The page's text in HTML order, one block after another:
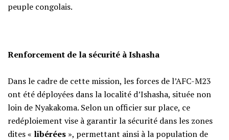
peuple congolais.
Renforcement de la sécurité à Ishasha
‎Dans le cadre de cette mission, les forces de l’AFC-M23
ont été déployées dans la localité d’Ishasha, située non
loin de Nyakakoma. Selon un officier sur place, ce
redéploiement vise à garantir la sécurité dans les zones
dites « libérées », permettant ainsi à la population de